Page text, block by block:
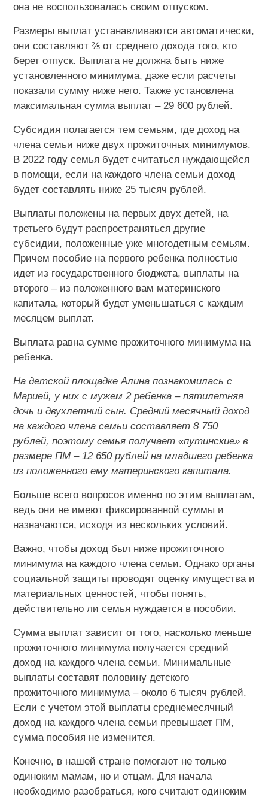
она не воспользовалась своим отпуском.
Размеры выплат устанавливаются автоматически,
они составляют ⅖ от среднего дохода того, кто
берет отпуск. Выплата не должна быть ниже
установленного минимума, даже если расчеты
показали сумму ниже него. Также установлена
максимальная сумма выплат – 29 600 рублей.
Субсидия полагается тем семьям, где доход на
члена семьи ниже двух прожиточных минимумов.
В 2022 году семья будет считаться нуждающейся
в помощи, если на каждого члена семьи доход
будет составлять ниже 25 тысяч рублей.
Выплаты положены на первых двух детей, на
третьего будут распространяться другие
субсидии, положенные уже многодетным семьям.
Причем пособие на первого ребенка полностью
идет из государственного бюджета, выплаты на
второго – из положенного вам материнского
капитала, который будет уменьшаться с каждым
месяцем выплат.
Выплата равна сумме прожиточного минимума на
ребенка.
На детской площадке Алина познакомилась с
Марией, у них с мужем 2 ребенка – пятилетняя
дочь и двухлетний сын. Средний месячный доход
на каждого члена семьи составляет 8 750
рублей, поэтому семья получает «путинские» в
размере ПМ – 12 650 рублей на младшего ребенка
из положенного ему материнского капитала.
Больше всего вопросов именно по этим выплатам,
ведь они не имеют фиксированной суммы и
назначаются, исходя из нескольких условий.
Важно, чтобы доход был ниже прожиточного
минимума на каждого члена семьи. Однако органы
социальной защиты проводят оценку имущества и
материальных ценностей, чтобы понять,
действительно ли семья нуждается в пособии.
Сумма выплат зависит от того, насколько меньше
прожиточного минимума получается средний
доход на каждого члена семьи. Минимальные
выплаты составят половину детского
прожиточного минимума – около 6 тысяч рублей.
Если с учетом этой выплаты среднемесячный
доход на каждого члена семьи превышает ПМ,
сумма пособия не изменится.
Конечно, в нашей стране помогают не только
одиноким мамам, но и отцам. Для начала
необходимо разобраться, кого считают одиноким